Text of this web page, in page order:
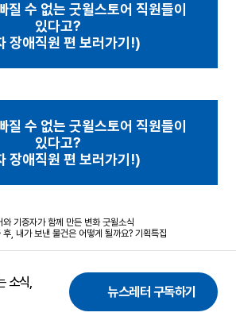
질 수 없는 굿윌스토어 직원들이
있다고?
장애직원 편 보러가기!)
질 수 없는 굿윌스토어 직원들이
있다고?
장애직원 편 보러가기!)
기증자가 함께 만든 변화 굿윌소식
후, 내가 보낸 물건은 어떻게 될까요? 기획특집
소식,
뉴스레터 구독하기